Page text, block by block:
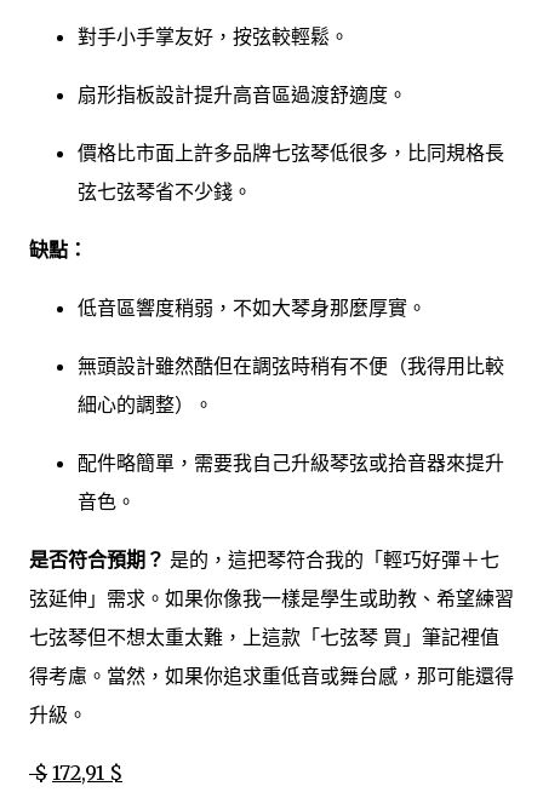
對手小手掌友好，按弦較輕鬆。
扇形指板設計提升高音區過渡舒適度。
價格比市面上許多品牌七弦琴低很多，比同規格長
弦七弦琴省不少錢。
缺點：
低音區響度稍弱，不如大琴身那麼厚實。
無頭設計雖然酷但在調弦時稍有不便（我得用比較
細心的調整）。
配件略簡單，需要我自己升級琴弦或拾音器來提升
音色。
是否符合預期？ 是的，這把琴符合我的「輕巧好彈＋七
弦延伸」需求。如果你像我一樣是學生或助教、希望練習
七弦琴但不想太重太難，上這款「七弦琴 買」筆記裡值
得考慮。當然，如果你追求重低音或舞台感，那可能還得
升級。
$ 172,91 $